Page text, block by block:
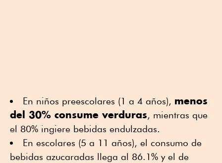
En niños preescolares (1 a 4 años), menos
del 30% consume verduras, mientras que
el 80% ingiere bebidas endulzadas.
En escolares (5 a 11 años), el consumo de
bebidas azucaradas llega al 86.1% y el de